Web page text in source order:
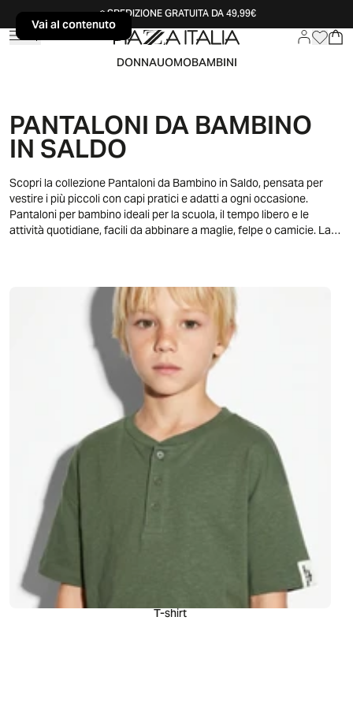
Vai al contenutoSPEDIZIONE GRATUITA DA 49,99€
DONNAUOMOBAMBINI
PANTALONI DA BAMBINO
IN SALDO
Scopri la collezione Pantaloni da Bambino in Saldo, pensata per
vestire i più piccoli con capi pratici e adatti a ogni occasione.
Pantaloni per bambino ideali per la scuola, il tempo libero e le
attività quotidiane, facili da abbinare a maglie, felpe o camicie. La
ideale per accompagnare i bambini nelle loro giornate.
T-shirt
Vai al contenuto